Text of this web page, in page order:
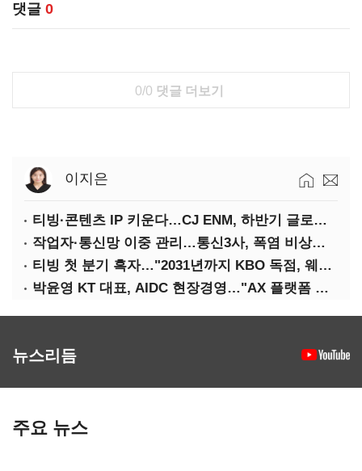
댓글 0
0/0 댓글 더보기
이지은
티빙·콘텐츠 IP 키운다…CJ ENM, 하반기 글로벌 확장 가속
작업자·통신망 이중 관리…통신3사, 폭염 비상대응 돌입
티빙 첫 분기 흑자…"2031년까지 KBO 독점, 웨이브 합병도 속도"
박윤영 KT 대표, AIDC 현장경영…"AX 플랫폼 핵심 인프라로 키운다"
뉴스리듬
주요 뉴스